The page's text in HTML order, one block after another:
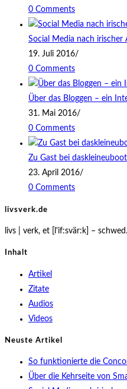
0 Comments
Social Media nach irischer
19. Juli 2016/
0 Comments
Über das Bloggen – ein
31. Mai 2016/
0 Comments
Zu Gast bei daskleineuboot
23. April 2016/
0 Comments
livsverk.de
livs | verk, et [l'if:svär:k] –
Inhalt
Artikel
Zitate
Audios
Videos
Neuste Artikel
So funktionierte die
Über die Kehrseite von